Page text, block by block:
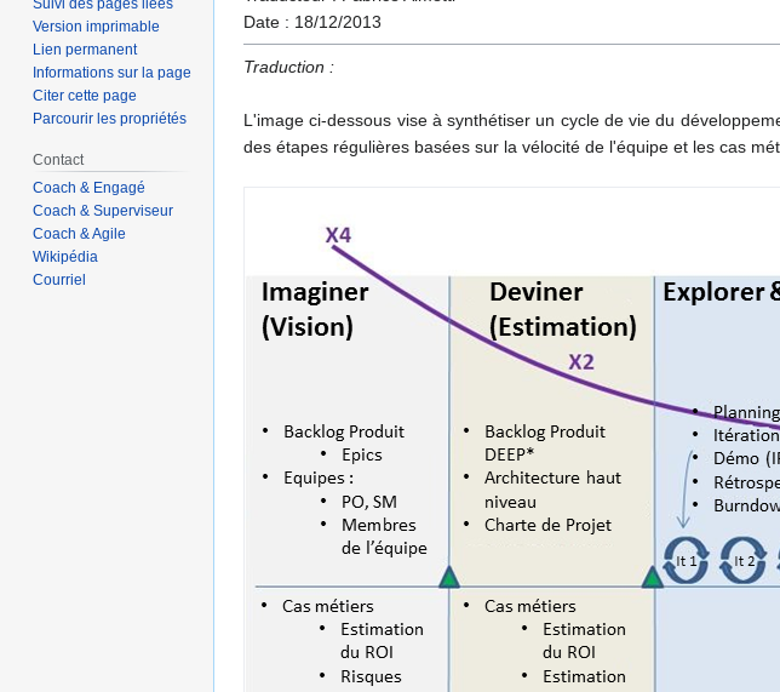
Date : 18/12/2013
Traduction :
L'image ci-dessous vise à synthétiser un cycle de vie du
des étapes régulières basées sur la vélocité de l'équipe et les cas
Version imprimable
Lien permanent
Informations sur la page
Citer cette page
Parcourir les propriétés
Contact
Coach & Engagé
Coach & Superviseur
Coach & Agile
Wikipédia
Courriel